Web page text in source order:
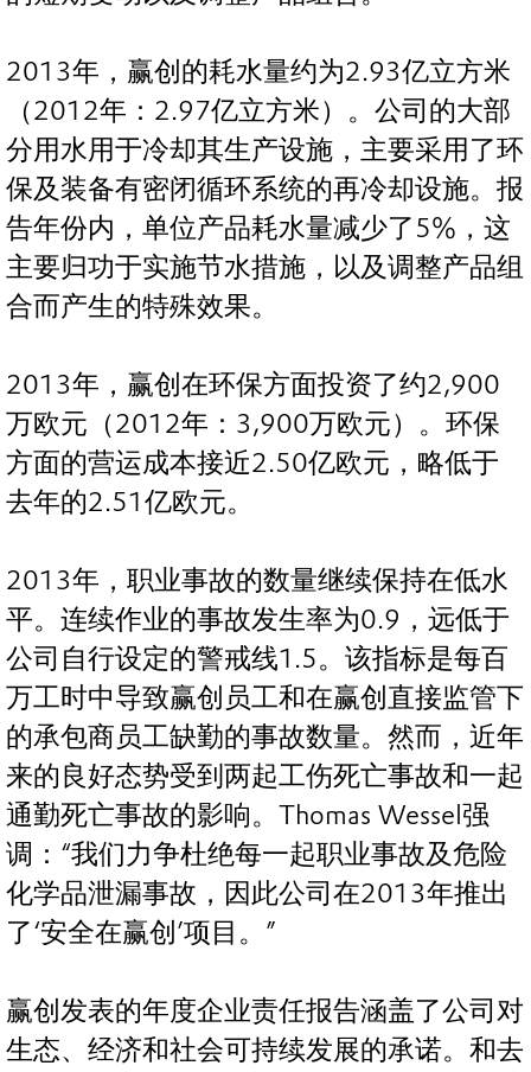
2013年，赢创的耗水量约为2.93亿立方米
（2012年：2.97亿立方米）。公司的大部
分用水用于冷却其生产设施，主要采用了环
保及装备有密闭循环系统的再冷却设施。报
告年份内，单位产品耗水量减少了5%，这
主要归功于实施节水措施，以及调整产品组
合而产生的特殊效果。
2013年，赢创在环保方面投资了约2,900
万欧元（2012年：3,900万欧元）。环保
方面的营运成本接近2.50亿欧元，略低于
去年的2.51亿欧元。
2013年，职业事故的数量继续保持在低水
平。连续作业的事故发生率为0.9，远低于
公司自行设定的警戒线1.5。该指标是每百
万工时中导致赢创员工和在赢创直接监管下
的承包商员工缺勤的事故数量。然而，近年
来的良好态势受到两起工伤死亡事故和一起
通勤死亡事故的影响。Thomas Wessel强
调：“我们力争杜绝每一起职业事故及危险
化学品泄漏事故，因此公司在2013年推出
了‘安全在赢创’项目。”
赢创发表的年度企业责任报告涵盖了公司对
生态、经济和社会可持续发展的承诺。和去